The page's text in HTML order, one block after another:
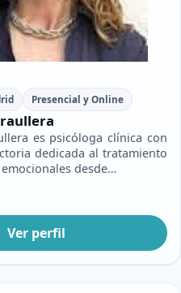
Presencial y Online
es psicóloga clínica con
dedicada al tratamiento
desde…
Ver perfil